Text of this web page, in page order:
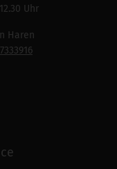
Uhr
Haren